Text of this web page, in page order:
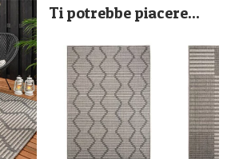
Ti potrebbe piacere...